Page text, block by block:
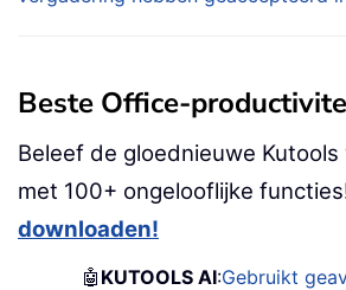
Beste Office-
Beleef de gloednieuwe
met 100+ ongelooflijke
downloaden!
🤖 KUTOOLS AI:Gebruikt